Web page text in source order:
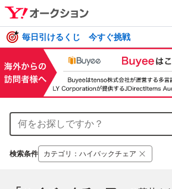
毎日引けるくじ 今すぐ挑戦
検索条件 カテゴリ ： ハイバックチェア